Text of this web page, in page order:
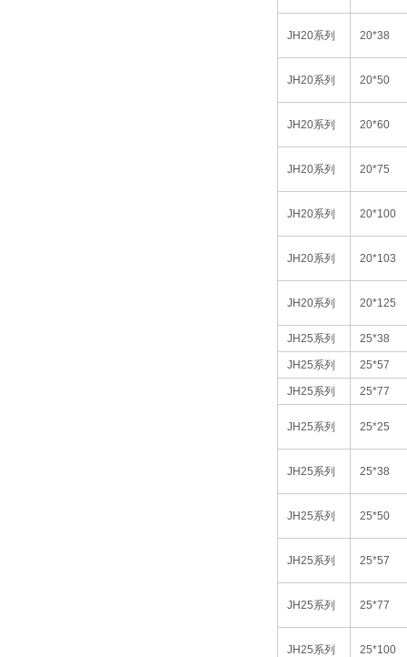
JH20系列 20*38
JH20系列 20*50
JH20系列 20*60
JH20系列 20*75
JH20系列 20*100
JH20系列 20*103
JH20系列 20*125
JH25系列 25*38
JH25系列 25*57
JH25系列 25*77
JH25系列 25*25
JH25系列 25*38
JH25系列 25*50
JH25系列 25*57
JH25系列 25*77
JH25系列 25*100